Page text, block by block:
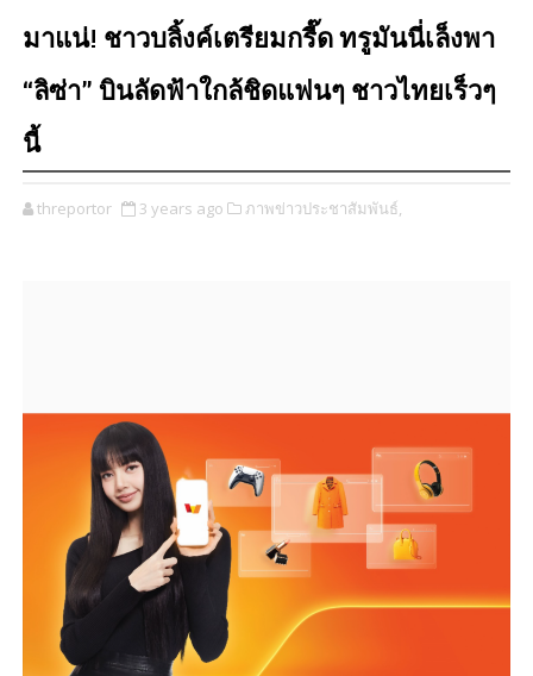
มาแน่! ชาวบลิ้งค์เตรียมกรี๊ด ทรูมันนี่เล็งพา
“ลิซ่า” บินลัดฟ้าใกล้ชิดแฟนๆ ชาวไทยเร็วๆ
นี้
threportor 3 years ago ภาพข่าวประชาสัมพันธ์,